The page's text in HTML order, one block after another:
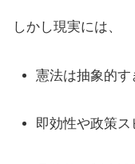
しかし現実には、
憲法は抽象的
即効性や政策